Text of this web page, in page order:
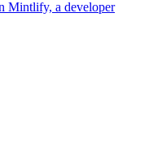
Mintlify, a developer